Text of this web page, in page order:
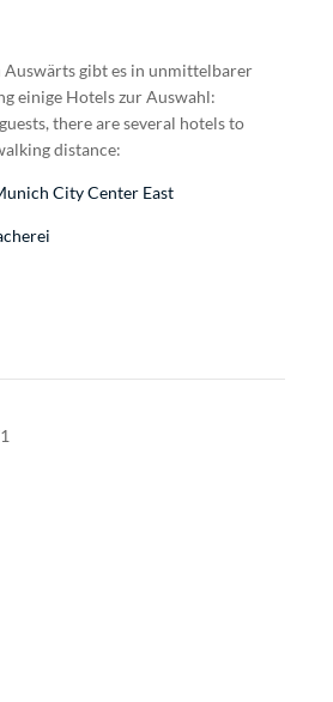
Auswärts gibt es in unmittelbarer
einige Hotels zur Auswahl:
there are several hotels to
distance:
City Center East